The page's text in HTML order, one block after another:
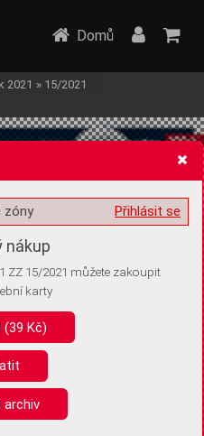
volitelných informací
ukládat žádné informace
ale požádali o souhlas s
o stejné zařízení, a
Domů
2021 » 15/2021
Přihlásit se
zóny
nákup
ZZ 15/2021 můžete zakoupit
karty
(39 Kč)
archiv